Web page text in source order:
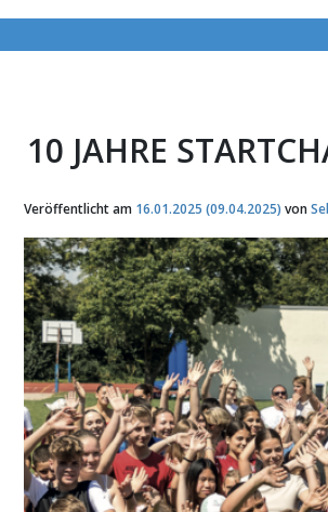
10 JAHRE
Veröffentlicht am 16.01.2025 (09.04.2025) von